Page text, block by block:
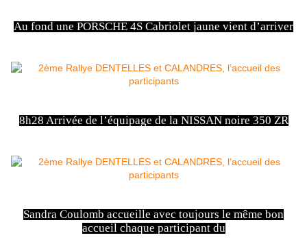
Au fond une PORSCHE 4S Cabriolet jaune vient d’arriver
8h28 Arrivée de l’équipage de la NISSAN noire 350 ZR
Sandra Coulomb accueille avec toujours le même bon
accueil chaque participant du